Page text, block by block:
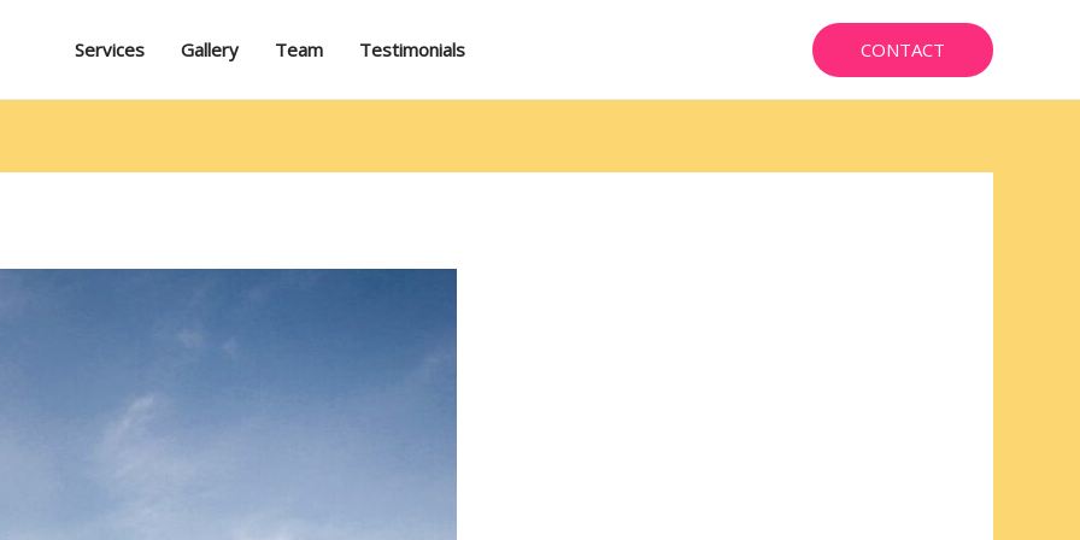
Services Gallery Team Testimonials CONTACT